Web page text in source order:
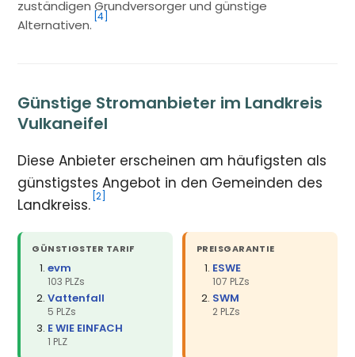
zuständigen Grundversorger und günstige
Alternativen.
[4]
Günstige Stromanbieter im Landkreis
Vulkaneifel
Diese Anbieter erscheinen am häufigsten als
günstigstes Angebot in den Gemeinden des
Landkreiss. [2]
GÜNSTIGSTER TARIF
evm
103 PLZs
Vattenfall
5 PLZs
E WIE EINFACH
1 PLZ
PREISGARANTIE
ESWE
107 PLZs
SWM
2 PLZs